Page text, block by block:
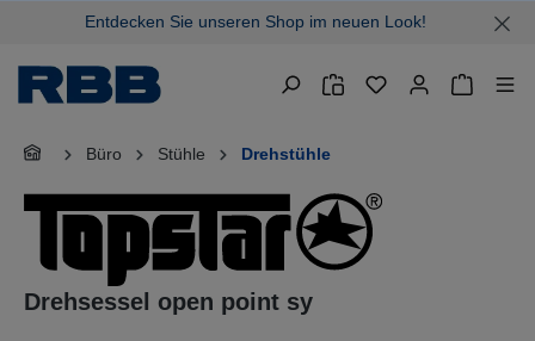
springenEntdecken Sie unseren Shop im neuen Look!
Büro Stühle Drehstühle
Drehsessel open point sy